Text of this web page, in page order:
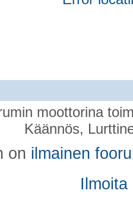
moottorina
Käännös,
on ilmainen